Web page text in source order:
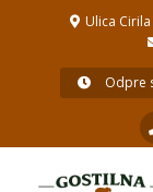
Ulica
Odpre